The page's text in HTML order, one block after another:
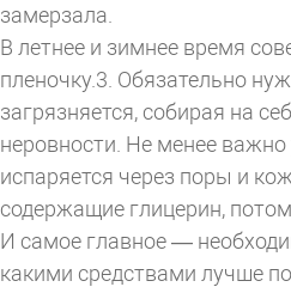
замерзала.
В летнее и зимнее время
пленочку.3. Обязательно
загрязняется, собирая на
неровности. Не менее
испаряется через поры и
содержащие глицерин,
И самое главное —
какими средствами лучше